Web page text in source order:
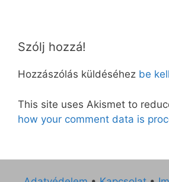
Szólj hozzá!
Hozzászólás küldéséhez be
This site uses Akismet to
how your comment data is